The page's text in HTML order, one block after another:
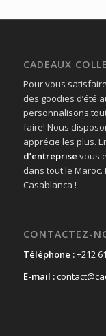
CADEAUX
Pour vous
des goodies d’été
personnalisons
faire! Nous
apprécie les plus.
d’entreprise vous
dans tout le
Casablanca !
CONTACTEZ-
Téléphone :+212
E-mail :